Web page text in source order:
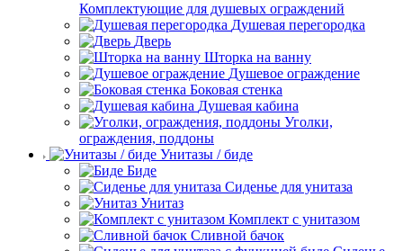
Комплектующие для душевых ограждений
Душевая перегородка
Дверь
Шторка на ванну
Душевое ограждение
Боковая стенка
Душевая кабина
Уголки,
ограждения, поддоны
Унитазы / биде
Биде
Сиденье для унитаза
Унитаз
Комплект с унитазом
Сливной бачок